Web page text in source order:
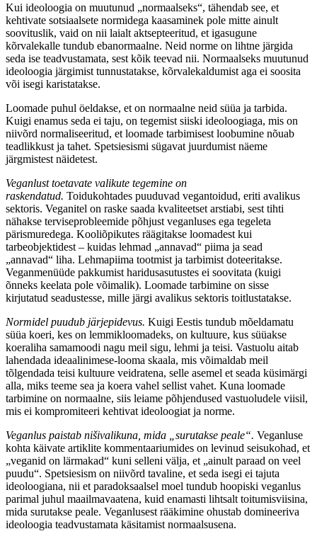
Kui ideoloogia on muutunud „normaalseks“, tähendab see, et
kehtivate sotsiaalsete normidega kaasaminek pole mitte ainult
soovituslik, vaid on nii laialt aktsepteeritud, et igasugune
kõrvalekalle tundub ebanormaalne. Neid norme on lihtne järgida
seda ise teadvustamata, sest kõik teevad nii. Normaalseks muutunud
ideoloogia järgimist tunnustatakse, kõrvalekaldumist aga ei soosita
või isegi karistatakse.
Loomade puhul öeldakse, et on normaalne neid süüa ja tarbida.
Kuigi enamus seda ei taju, on tegemist siiski ideoloogiaga, mis on
niivõrd normaliseeritud, et loomade tarbimisest loobumine nõuab
teadlikkust ja tahet. Spetsiesismi sügavat juurdumist näeme
järgmistest näidetest.
Veganlust toetavate valikute tegemine on
raskendatud. Toidukohtades puuduvad vegantoidud, eriti avalikus
sektoris. Veganitel on raske saada kvaliteetset arstiabi, sest tihti
nähakse terviseprobleemide põhjust veganluses ega tegeleta
pärismuredega. Kooliõpikutes räägitakse loomadest kui
tarbeobjektidest – kuidas lehmad „annavad“ piima ja sead
„annavad“ liha. Lehmapiima tootmist ja tarbimist doteeritakse.
Veganmenüüde pakkumist haridusasutustes ei soovitata (kuigi
õnneks keelata pole võimalik). Loomade tarbimine on sisse
kirjutatud seadustesse, mille järgi avalikus sektoris toitlustatakse.
Normidel puudub järjepidevus. Kuigi Eestis tundub mõeldamatu
süüa koeri, kes on lemmikloomadeks, on kultuure, kus süüakse
koeraliha samamoodi nagu meil sigu, lehmi ja teisi. Vastuolu aitab
lahendada ideaalinimese-looma skaala, mis võimaldab meil
tõlgendada teisi kultuure veidratena, selle asemel et seada küsimärgi
alla, miks teeme sea ja koera vahel sellist vahet. Kuna loomade
tarbimine on normaalne, siis leiame põhjendused vastuoludele viisil,
mis ei kompromiteeri kehtivat ideoloogiat ja norme.
Veganlus paistab nišivalikuna, mida „surutakse peale“. Veganluse
kohta käivate artiklite kommentaariumides on levinud seisukohad, et
„veganid on lärmakad“ kuni selleni välja, et „ainult paraad on veel
puudu“. Spetsiesism on niivõrd tavaline, et seda isegi ei tajuta
ideoloogiana, nii et paradoksaalsel moel tundub hoopiski veganlus
parimal juhul maailmavaatena, kuid enamasti lihtsalt toitumisviisina,
mida surutakse peale. Veganlusest rääkimine ohustab domineeriva
ideoloogia teadvustamata käsitamist normaalsusena.